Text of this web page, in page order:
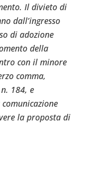
Il divieto di
dall’ingresso
di adozione
della
con il minore
comma,
184, e
la proposta di